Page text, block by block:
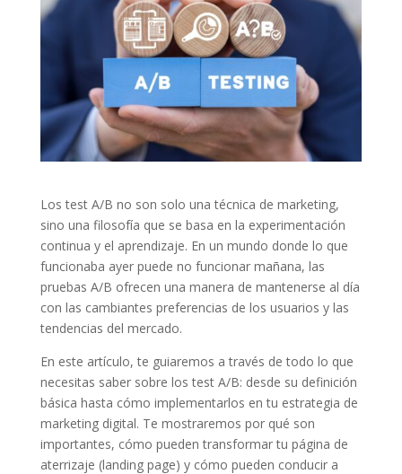
Los test A/B no son solo una técnica de marketing,
sino una filosofía que se basa en la experimentación
continua y el aprendizaje. En un mundo donde lo que
funcionaba ayer puede no funcionar mañana, las
pruebas A/B ofrecen una manera de mantenerse al día
con las cambiantes preferencias de los usuarios y las
tendencias del mercado.
En este artículo, te guiaremos a través de todo lo que
necesitas saber sobre los test A/B: desde su definición
básica hasta cómo implementarlos en tu estrategia de
marketing digital. Te mostraremos por qué son
importantes, cómo pueden transformar tu página de
aterrizaje (landing page) y cómo pueden conducir a